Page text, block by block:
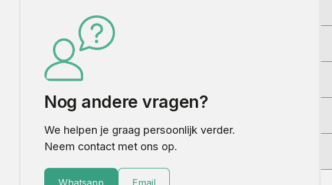
Nog andere vragen?
We helpen je graag persoonlijk verder.
Neem contact met ons op.